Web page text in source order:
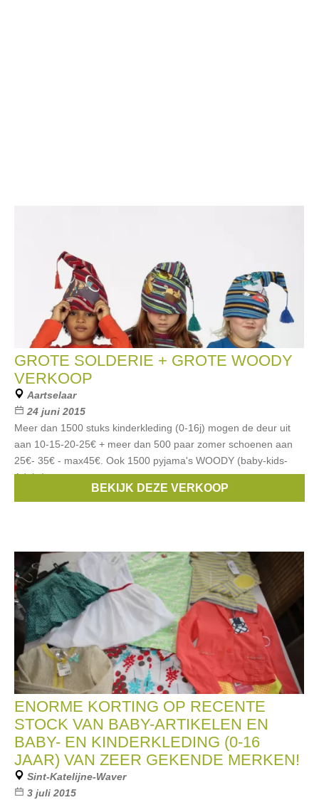
GROTE SOLDERIE + GROTE WOODY
VERKOOP
Aartselaar
24 juni 2015
Meer dan 1500 stuks kinderkleding (0-16j) mogen de deur uit
aan 10-15-20-25€ + meer dan 500 paar zomer schoenen aan
25€- 35€ - max45€. Ook 1500 pyjama's WOODY (baby-kids-
Adults)
Scapa,Mer du Nord, Bellerose,CKS
BEKIJK DEZE VERKOOP
ENORME KORTING OP RECENTE
STOCK VAN BABY-ARTIKELEN EN
BABY- EN KINDERKLEDING (0-16
JAAR) VAN ZEER GEKENDE MERKEN!
Sint-Katelijne-Waver
3 juli 2015